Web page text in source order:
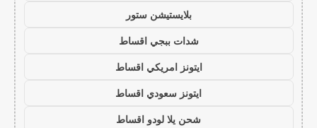
بلايستيشن ستور
شدات ببجي اقساط
ايتونز امريكي اقساط
ايتونز سعودي اقساط
شحن يلا لودو اقساط